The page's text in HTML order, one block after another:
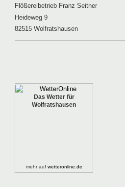
Flößereibetrieb Franz Seitner
Heideweg 9
82515 Wolfratshausen
Das Wetter für
Wolfratshausen
mehr auf wetteronline.de